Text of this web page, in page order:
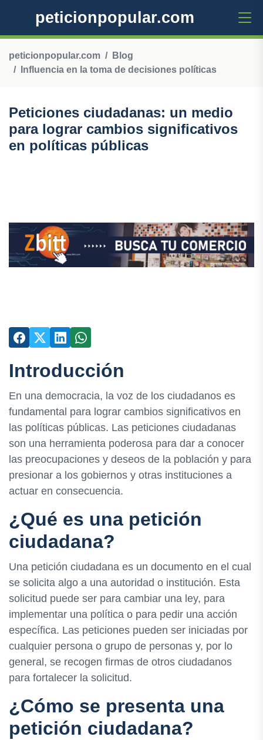
peticionpopular.com
peticionpopular.com
Blog
Influencia en la toma de decisiones políticas
Peticiones ciudadanas: un medio
para lograr cambios significativos
en políticas públicas
Introducción
En una democracia, la voz de los ciudadanos es
fundamental para lograr cambios significativos en
las políticas públicas. Las peticiones ciudadanas
son una herramienta poderosa para dar a conocer
las preocupaciones y deseos de la población y para
presionar a los gobiernos y otras instituciones a
actuar en consecuencia.
¿Qué es una petición
ciudadana?
Una petición ciudadana es un documento en el cual
se solicita algo a una autoridad o institución. Esta
solicitud puede ser para cambiar una ley, para
implementar una política o para pedir una acción
específica. Las peticiones pueden ser iniciadas por
cualquier persona o grupo de personas y, por lo
general, se recogen firmas de otros ciudadanos
para fortalecer la solicitud.
¿Cómo se presenta una
petición ciudadana?